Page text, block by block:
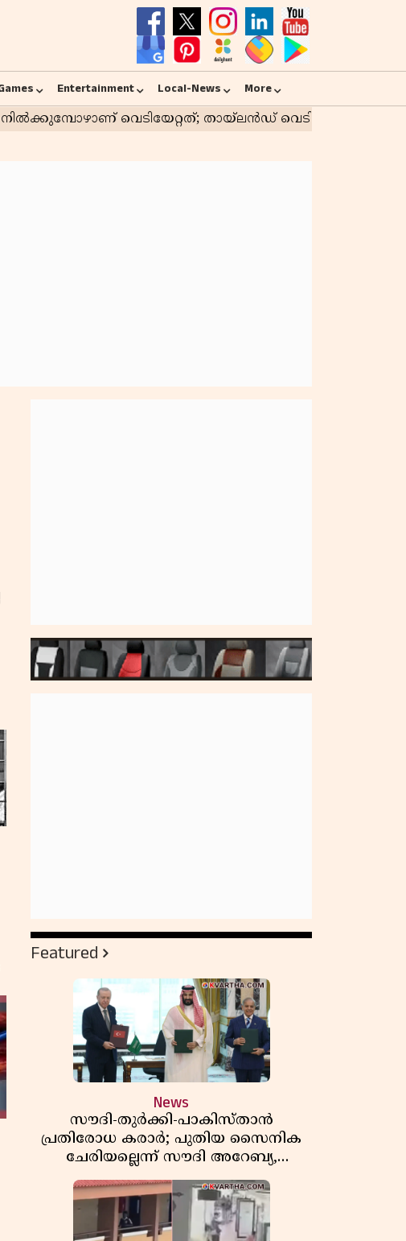
Entertainment Local-News More
Featured
News
സൗദി-തുർക്കി-പാകിസ്താൻ
പ്രതിരോധ കരാർ; പുതിയ സൈനിക
ചേരിയല്ലെന്ന് സൗദി അറേബ്യ,
വിമർശനവുമായി ഇറാൻ